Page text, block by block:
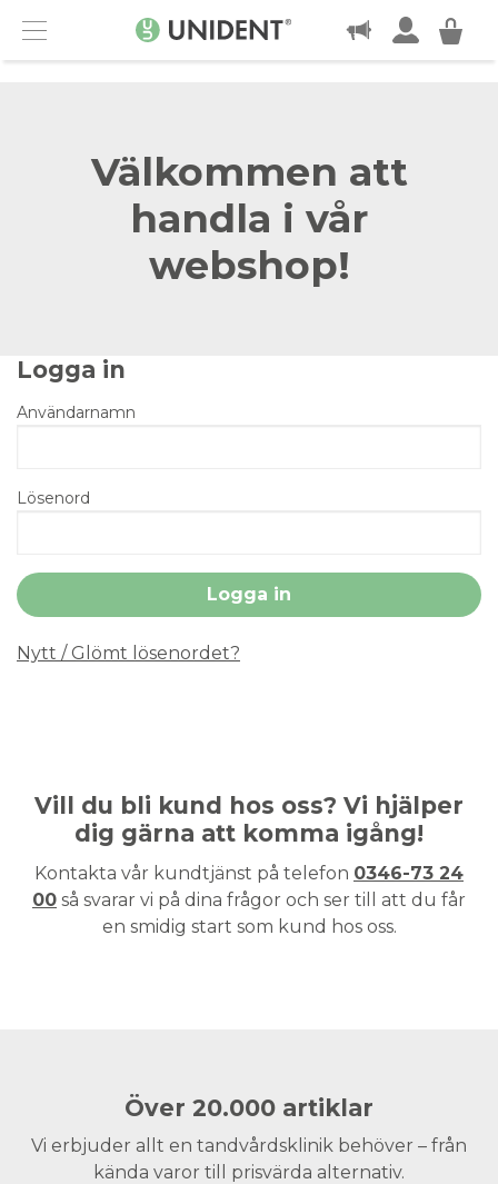
Menu
KONTAKT
Välkommen att
handla i vår
webshop!
Logga in
Användarnamn
Lösenord
Nytt / Glömt lösenordet?
Vill du bli kund hos oss? Vi hjälper
dig gärna att komma igång!
Kontakta vår kundtjänst på telefon 0346-73 24
00 så svarar vi på dina frågor och ser till att du får
en smidig start som kund hos oss.
Över 20.000 artiklar
Vi erbjuder allt en tandvårdsklinik behöver – från
kända varor till prisvärda alternativ.